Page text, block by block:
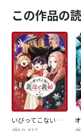
この作品の
いびってこない義母と義姉